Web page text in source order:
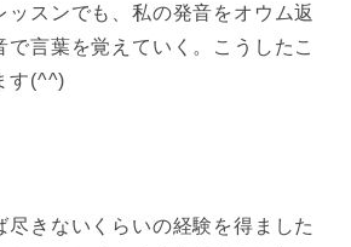
ッスンでも、私の発音をオウム返
で言葉を覚えていく。こうしたこ
す(^^)
尽きないくらいの経験を得ました